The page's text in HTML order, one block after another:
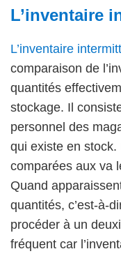
L’inventaire
L’inventaire
comparaison de
quantités
stockage. Il
personnel des
qui existe en
comparées aux va
Quand
quantités, c’est-à-
procéder à un
fréquent car